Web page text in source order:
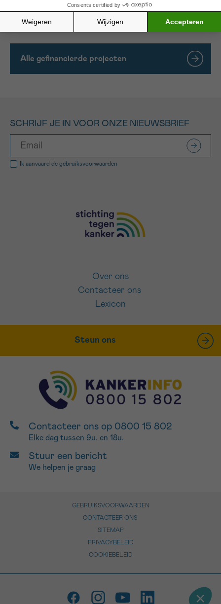
darmflora en darmkanker, met als doel betere
Alle gefinancierde projecten
SCHRIJF JE IN VOOR ONZE NIEUWSBRIEF
Ik aanvaard de gebruiksvoorwaarden
Over ons
Contacteer ons
Lexicon
Steun ons
Contacteer ons op 0800 15 802
Elke dag tussen 9u. en 18u.
Stuur een bericht
We helpen je graag
GEBRUIKSVOORWAARDEN
CONTACTEER ONS
SITEMAP
PRIVACYBELEID
COOKIEBELEID